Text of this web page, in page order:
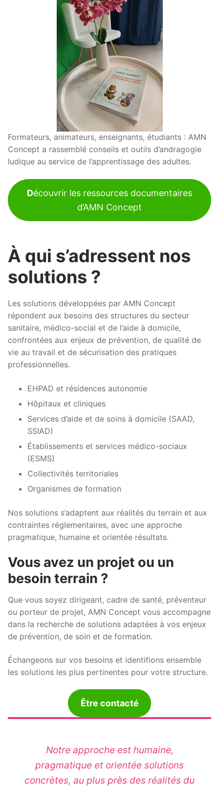
Formateurs, animateurs, enseignants, étudiants : AMN
Concept a rassemblé conseils et outils d’andragogie
ludique au service de l’apprentissage des adultes.
Découvrir les ressources documentaires
d’AMN Concept
À qui s’adressent nos
solutions ?
Les solutions développées par AMN Concept
répondent aux besoins des structures du secteur
sanitaire, médico-social et de l’aide à domicile,
confrontées aux enjeux de prévention, de qualité de
vie au travail et de sécurisation des pratiques
professionnelles.
EHPAD et résidences autonomie
Hôpitaux et cliniques
Services d’aide et de soins à domicile (SAAD,
SSIAD)
Établissements et services médico-sociaux
(ESMS)
Collectivités territoriales
Organismes de formation
Nos solutions s’adaptent aux réalités du terrain et aux
contraintes réglementaires, avec une approche
pragmatique, humaine et orientée résultats.
Vous avez un projet ou un
besoin terrain ?
Que vous soyez dirigeant, cadre de santé, préventeur
ou porteur de projet, AMN Concept vous accompagne
dans la recherche de solutions adaptées à vos enjeux
de prévention, de soin et de formation.
Échangeons sur vos besoins et identifions ensemble
les solutions les plus pertinentes pour votre structure.
Être contacté
Notre approche est humaine,
pragmatique et orientée solutions
concrètes, au plus près des réalités du